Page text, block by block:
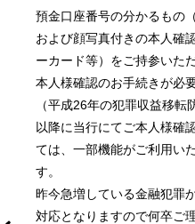
預金口座番号の分かるもの
および顔写真付きの本人確
ーカード等）をご持参いた
本人様確認のお手続きが必
（平成26年の犯罪収益移
以降に当行にてご本人様確
ては、一部機能がご利用い
す。
昨今急増している金融犯罪
対応となりますので何卒ご